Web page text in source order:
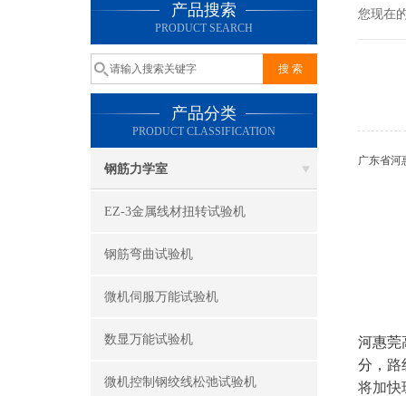
产品搜索
PRODUCT SEARCH
产品分类
PRODUCT CLASSIFICATION
钢筋力学室
EZ-3金属线材扭转试验机
钢筋弯曲试验机
微机伺服万能试验机
数显万能试验机
微机控制钢绞线松弛试验机
您现在
广东省河
河惠莞
分， 路
将加快